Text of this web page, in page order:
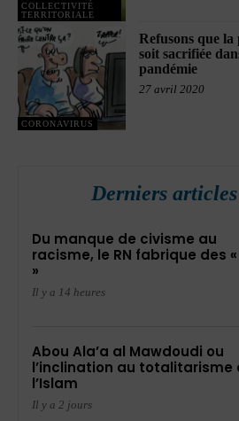
COLLECTIVITÉ
TERRITORIALE
CORONAVIRUS
Refusons que la
soit sacrifiée
pandémie
27 avril 2020
Derniers
Du manque de civisme au
racisme, le RN fabrique des
»
Il y a 14 heures
Abou Ala’a al Mawdoudi ou
l’inclination au totalitarisme
l’Islam
Il y a 2 jours